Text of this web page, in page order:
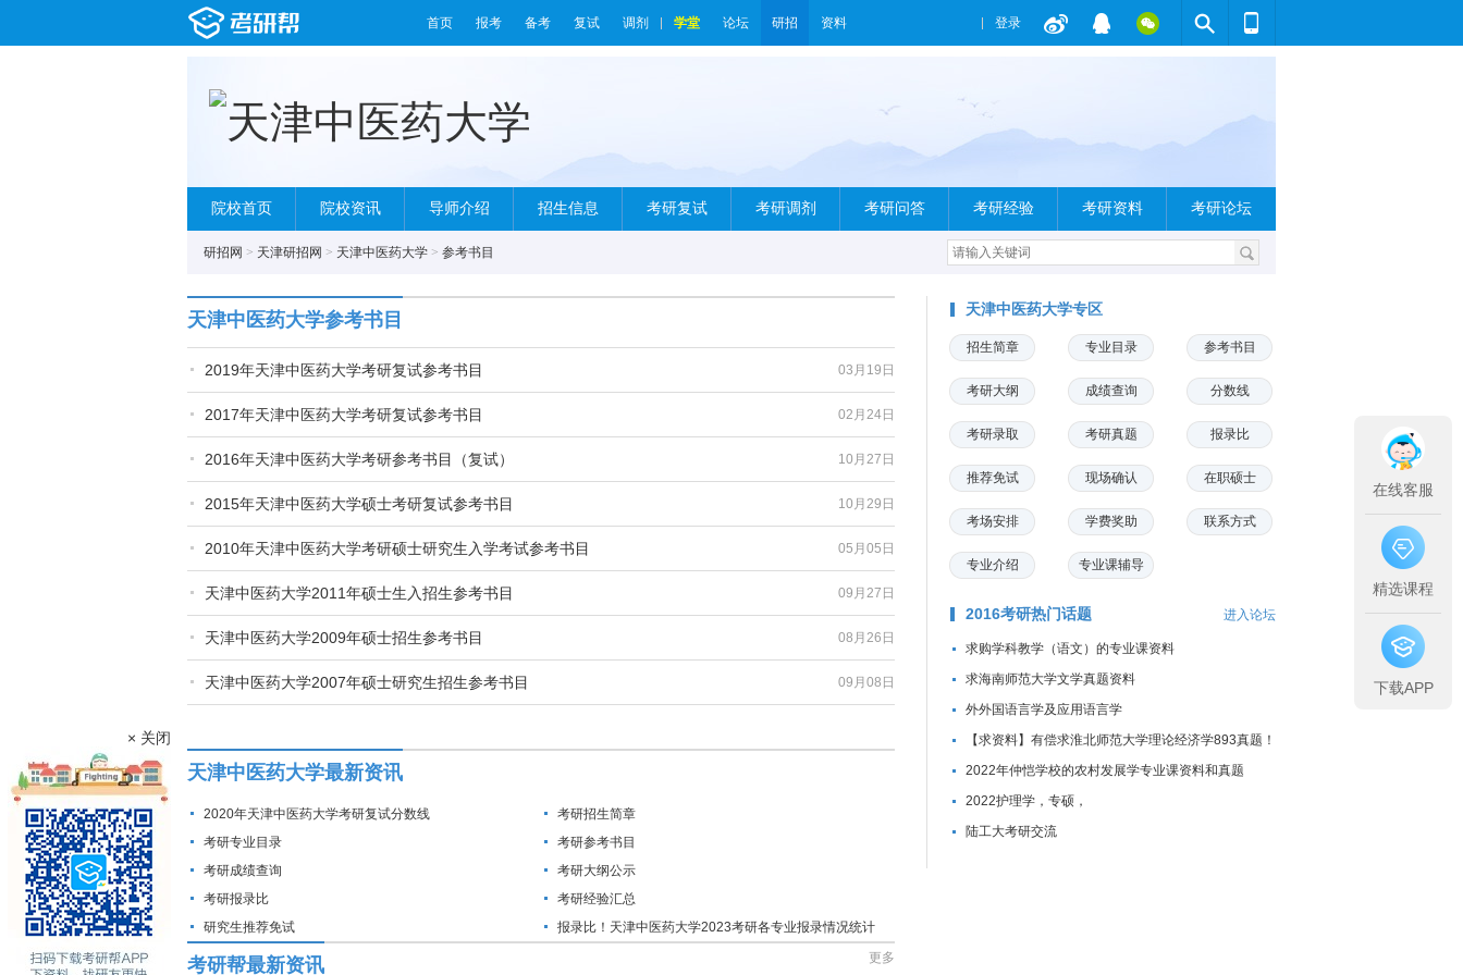
首页 报考 备考 复试 调剂 学堂 论坛 研招 资料 登录
院校首页 院校资讯 导师介绍 招生信息 考研复试 考研调剂 考研问答 考研经验 考研资料 考研论坛
研招网 > 天津研招网 > 天津中医药大学 > 参考书目
天津中医药大学参考书目
03月19日
2019年天津中医药大学考研复试参考书目
02月24日
2017年天津中医药大学考研复试参考书目
10月27日
2016年天津中医药大学考研参考书目（复试）
10月29日
2015年天津中医药大学硕士考研复试参考书目
05月05日
2010年天津中医药大学考研硕士研究生入学考试参考书目
09月27日
天津中医药大学2011年硕士生入招生参考书目
08月26日
天津中医药大学2009年硕士招生参考书目
09月08日
天津中医药大学2007年硕士研究生招生参考书目
天津中医药大学最新资讯
2020年天津中医药大学考研复试分数线
考研招生简章
考研专业目录
考研参考书目
考研成绩查询
考研大纲公示
考研报录比
考研经验汇总
研究生推荐免试
报录比！天津中医药大学2023考研各专业报录情况统计
考研帮最新资讯 更多
天津中医药大学专区
招生简章 专业目录 参考书目
考研大纲 成绩查询 分数线
考研录取 考研真题 报录比
推荐免试 现场确认 在职硕士
考场安排 学费奖助 联系方式
专业介绍 专业课辅导
2016考研热门话题 进入论坛
求购学科教学（语文）的专业课资料
求海南师范大学文学真题资料
外外国语言学及应用语言学
【求资料】有偿求淮北师范大学理论经济学893真题！
2022年仲恺学校的农村发展学专业课资料和真题
2022护理学，专硕，
陆工大考研交流
× 关闭
在线客服
精选课程
下载APP